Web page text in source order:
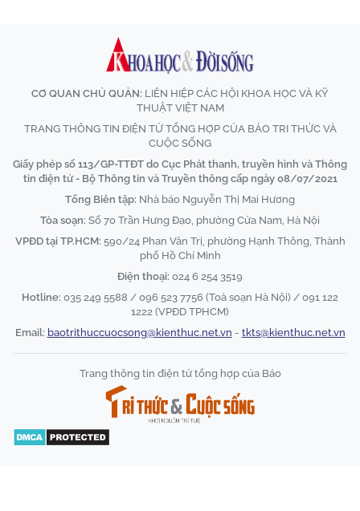
CƠ QUAN CHỦ QUẢN: LIÊN HIỆP CÁC HỘI KHOA HỌC VÀ KỸ
THUẬT VIỆT NAM
TRANG THÔNG TIN ĐIỆN TỬ TỔNG HỢP CỦA BÁO TRI THỨC VÀ
CUỘC SỐNG
Giấy phép số 113/GP-TTĐT do Cục Phát thanh, truyền hình và Thông
tin điện tử - Bộ Thông tin và Truyền thông cấp ngày 08/07/2021
Tổng Biên tập: Nhà báo Nguyễn Thị Mai Hương
Tòa soạn: Số 70 Trần Hưng Đạo, phường Cửa Nam, Hà Nội
VPĐD tại TP.HCM: 590/24 Phan Văn Trị, phường Hạnh Thông, Thành
phố Hồ Chí Minh
Điện thoại: 024 6 254 3519
Hotline: 035 249 5588 / 096 523 7756 (Toà soạn Hà Nội) / 091 122
1222 (VPĐD TPHCM)
Email: baotrithuccuocsong@kienthuc.net.vn - tkts@kienthuc.net.vn
Trang thông tin điện tử tổng hợp của Báo